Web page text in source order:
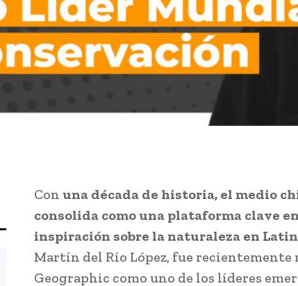
Con una década de historia, el medio
consolida como una plataforma clave
inspiración sobre la naturaleza en
Martín del Río López, fue
Geographic como uno de los líderes